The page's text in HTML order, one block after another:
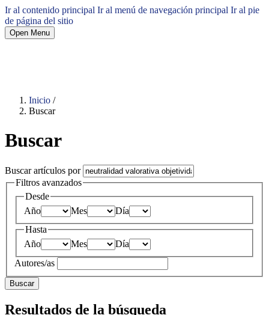
Ir al contenido principal Ir al menú de navegación principal Ir al pie
de página del sitio
Open Menu
Inicio /
Buscar
Buscar
Buscar artículos por
Filtros avanzados
Desde
Año
Mes
Día
Hasta
Año
Mes
Día
Autores/as
Buscar
Resultados de la búsqueda